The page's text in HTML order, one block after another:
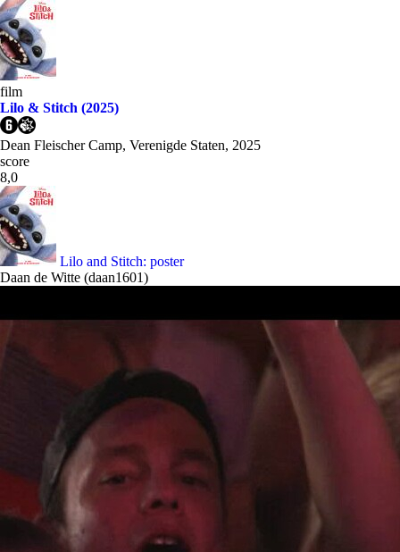
film
Lilo & Stitch (2025)
Dean Fleischer Camp, Verenigde Staten, 2025
score
8,0
Lilo and Stitch: poster
Daan de Witte (daan1601)